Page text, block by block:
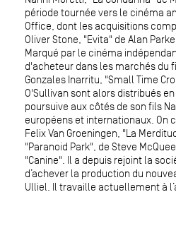
période tournée vers le cinéma
Office, dont les acquisitions
Oliver Stone, "Evita" de Alan
Marqué par le cinéma
d'acheteur dans les marchés du
Gonzales Inarritu, "Small Time
O'Sullivan sont alors distribués
poursuive aux côtés de son fils
européens et internationaux. On
Felix Van Groeningen, "La
"Paranoid Park", de Steve
"Canine". Il a depuis rejoint la
d’achever la production du
Ulliel. Il travaille actuellement à